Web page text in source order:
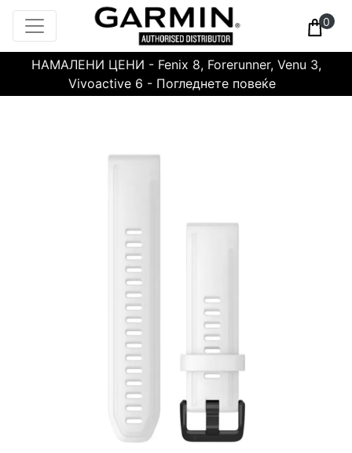
0
НАМАЛЕНИ ЦЕНИ - Fenix 8, Forerunner, Venu 3,
Vivoactive 6 - Погледнете повеќе